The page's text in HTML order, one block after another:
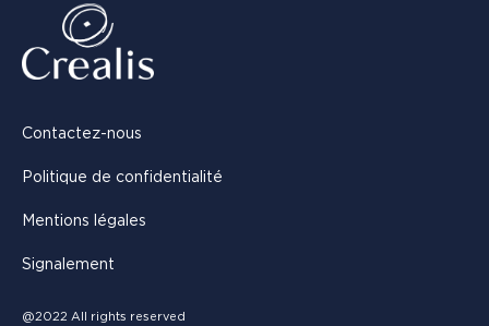
Contactez-nous
Politique de confidentialité
Mentions légales
Signalement
@2022 All rights reserved